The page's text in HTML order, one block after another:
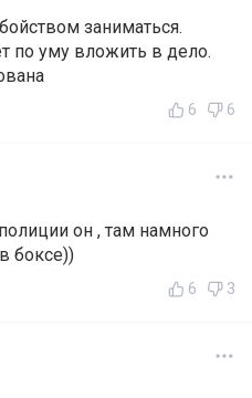
заниматься.
по уму вложить в дело.
6 6
он , там намного
боксе))
6 3